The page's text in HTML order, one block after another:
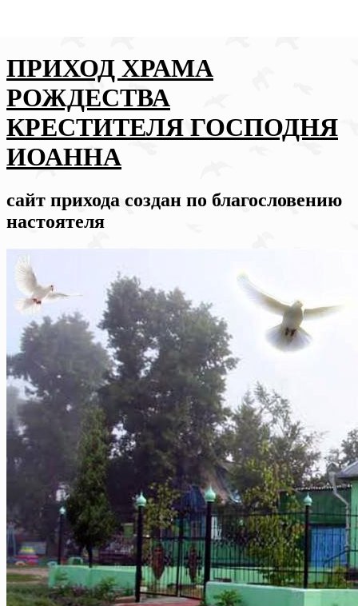
ПРИХОД ХРАМА
РОЖДЕСТВА
КРЕСТИТЕЛЯ ГОСПОДНЯ
ИОАННА
сайт прихода создан по благословению
настоятеля